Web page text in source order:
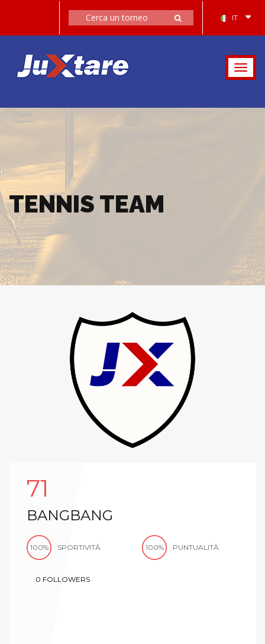
IT
TENNIS TEAM
71
BANGBANG
100% SPORTIVITÀ 100% PUNTUALITÀ
0 FOLLOWERS